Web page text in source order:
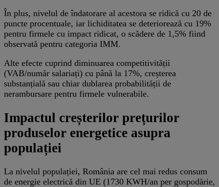
În plus, nivelul de îndatorare al acestora se ridică cu 20 de
puncte procentuale, iar lichiditatea se deteriorează cu 19%
pentru firmele cu impact ridicat, o scădere de 1,5% fiind
observată pentru categoria IMM.
Alte efecte cuprind diminuarea competitivității
(VAB/număr salariați) cu până la 17%, creșterea
substanțială sau chiar dublarea probabilității de
nerambursare pentru firmele vulnerabile.
Impactul creșterilor prețurilor
produselor energetice asupra
populației
La nivelul populației, România are cel mai redus consum
de energie electrică din UE (1730 KWH/an per gospodărie,